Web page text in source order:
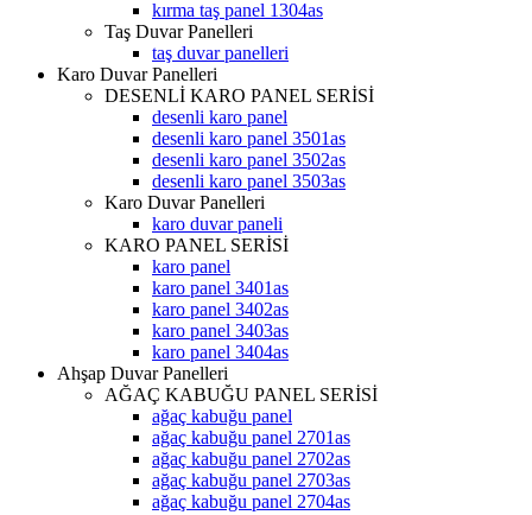
kırma taş panel 1304as
Taş Duvar Panelleri
taş duvar panelleri
Karo Duvar Panelleri
DESENLİ KARO PANEL SERİSİ
desenli karo panel
desenli karo panel 3501as
desenli karo panel 3502as
desenli karo panel 3503as
Karo Duvar Panelleri
karo duvar paneli
KARO PANEL SERİSİ
karo panel
karo panel 3401as
karo panel 3402as
karo panel 3403as
karo panel 3404as
Ahşap Duvar Panelleri
AĞAÇ KABUĞU PANEL SERİSİ
ağaç kabuğu panel
ağaç kabuğu panel 2701as
ağaç kabuğu panel 2702as
ağaç kabuğu panel 2703as
ağaç kabuğu panel 2704as